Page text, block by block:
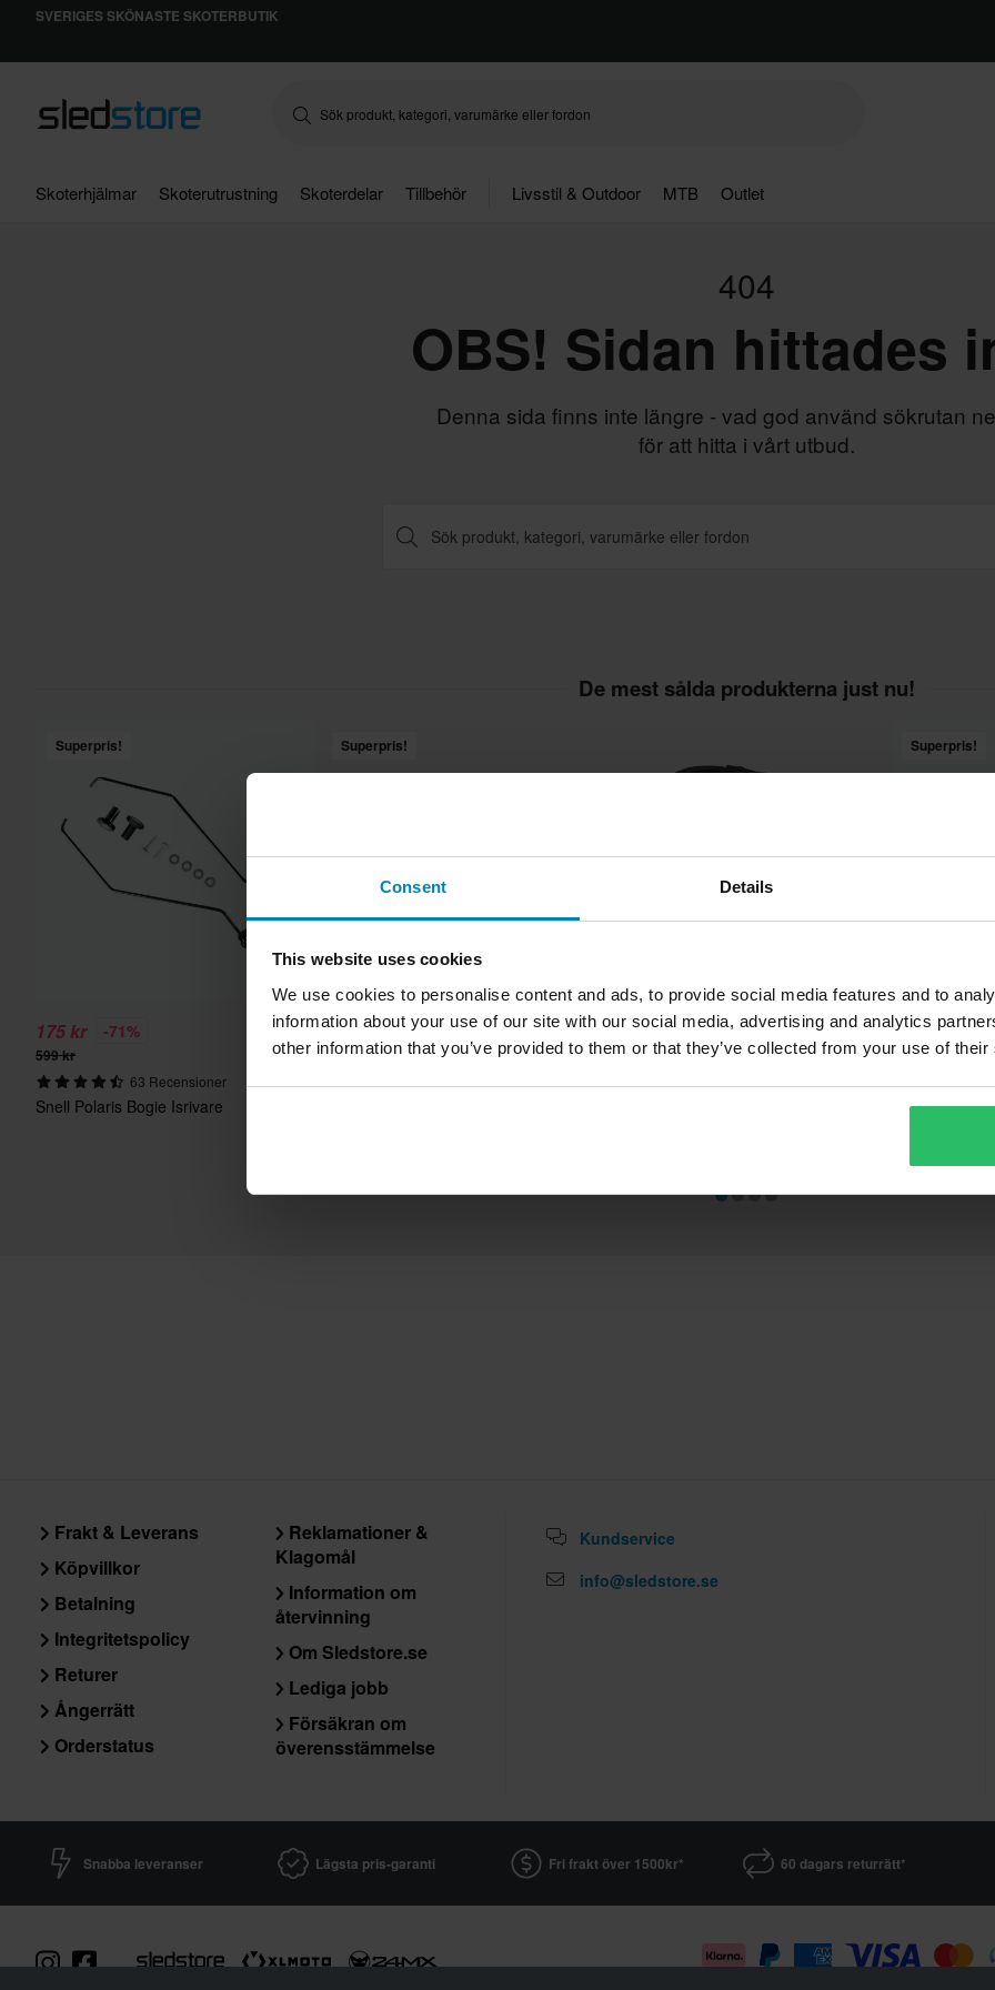
Consent Details
This website uses cookies
We use cookies to personalise content and ads, to provide social media features and to
information about your use of our site with our social media, advertising and analytics
other information that you’ve provided to them or that they’ve collected from your use of
SVERIGES SKÖNASTE SKOTERBUTIK
Skoterhjälmar Skoterutrustning Skoterdelar Tillbehör Livsstil & Outdoor MTB Outlet
404
OBS! Sidan hittades
Denna sida finns inte längre - vad god använd sökrutan
för att hitta i vårt utbud.
De mest sålda produkterna just nu!
Superpris!
175 kr -71%
599 kr
63 Recensioner
Snell Polaris Bogie Isrivare
Superpris!
155 kr -65%
449 kr
749 kr -48%
1 449 kr
Superpris!
989 kr -48%
1 899 kr
Proworks
Frakt & Leverans
Köpvillkor
Betalning
Integritetspolicy
Returer
Ångerrätt
Orderstatus
Reklamationer &
Klagomål
Information om
återvinning
Om Sledstore.se
Lediga jobb
Försäkran om
överensstämmelse
Kundservice
info@sledstore.se
Snabba leveranser Lägsta pris-garanti Fri frakt över 1500kr* 60 dagars returrätt*